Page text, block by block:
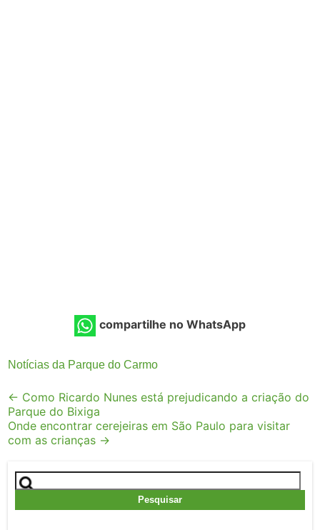
compartilhe no WhatsApp
Notícias da Parque do Carmo
Post
navigation
← Como Ricardo Nunes está prejudicando a criação do
Parque do Bixiga
Onde encontrar cerejeiras em São Paulo para visitar
com as crianças →
Pesquisar
por: